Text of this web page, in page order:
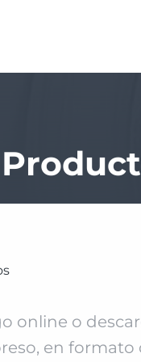
online o
en formato